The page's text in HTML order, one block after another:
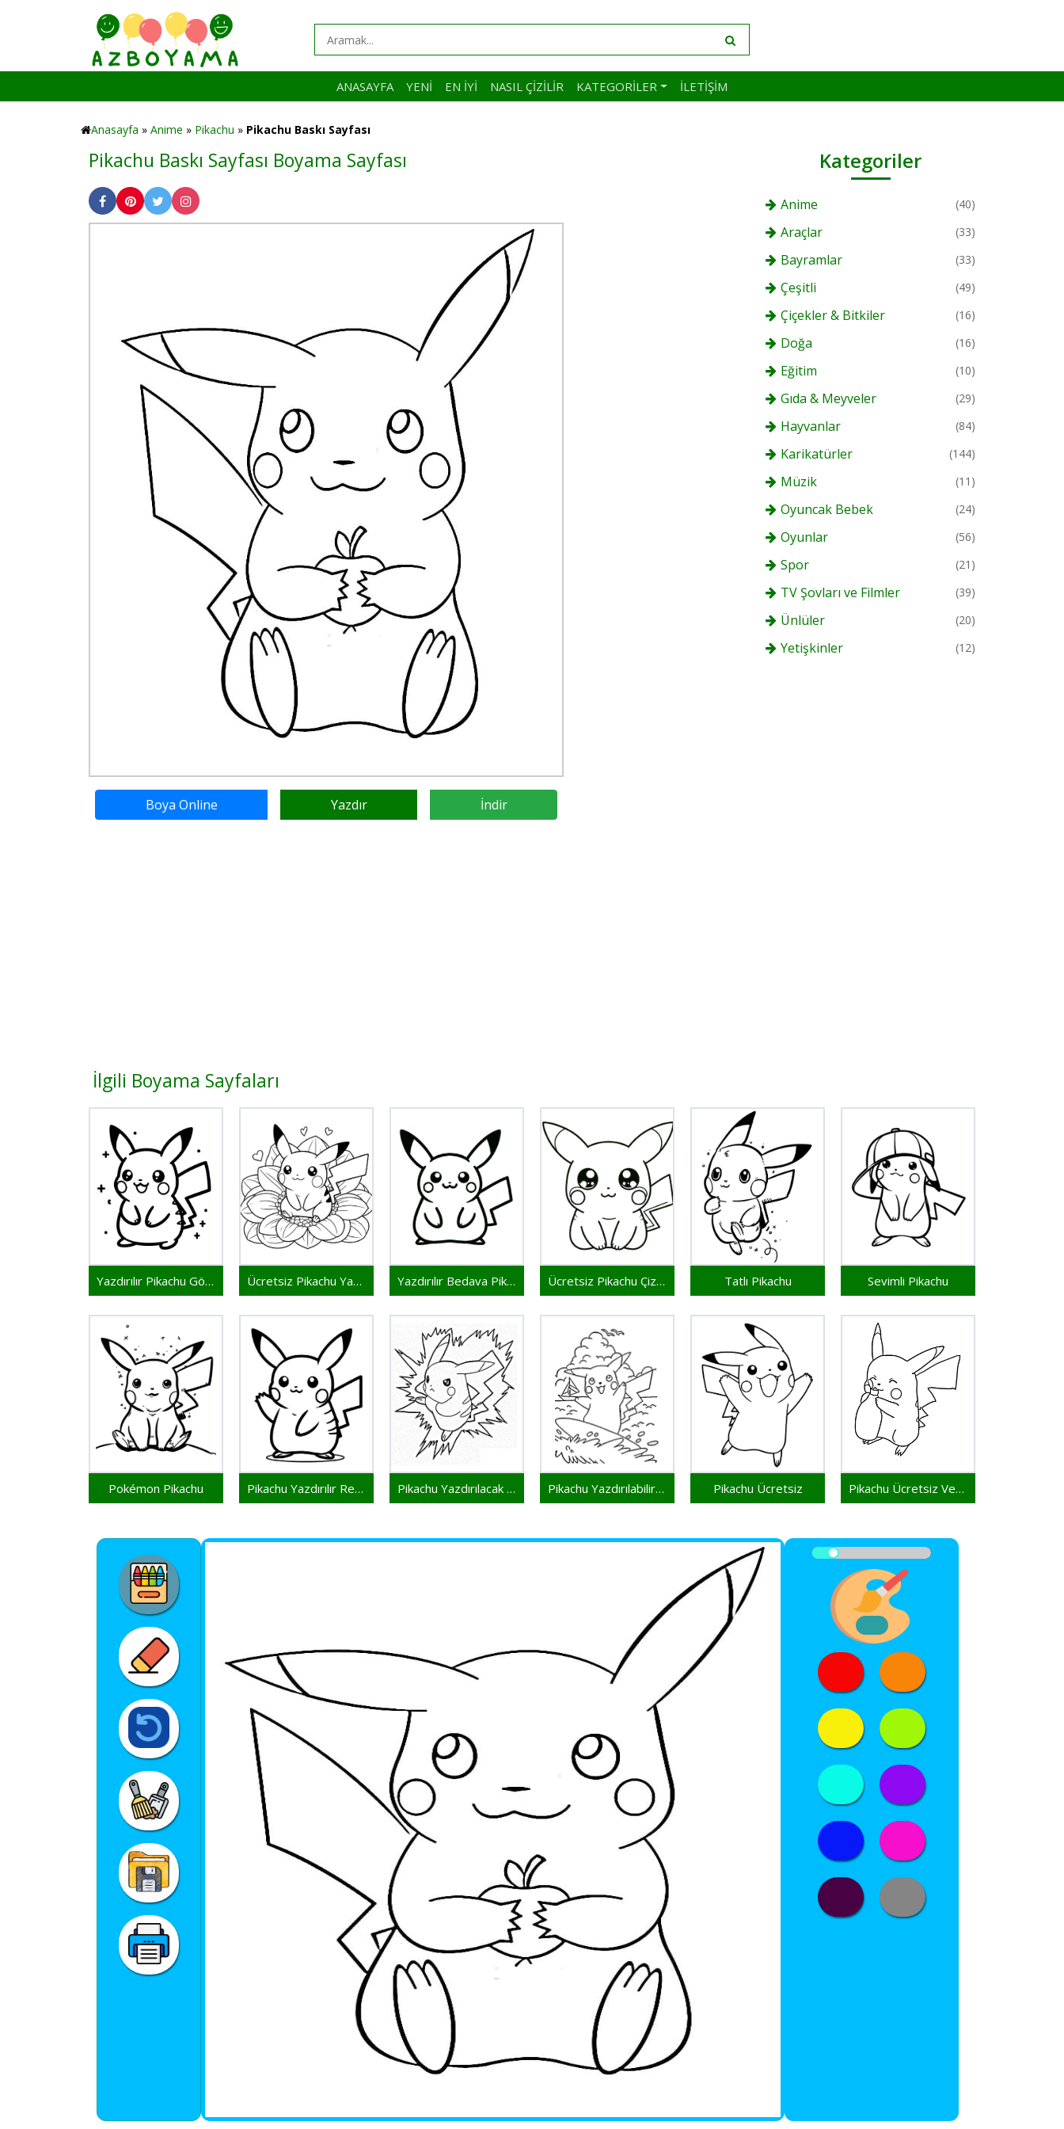
ANASAYFA YENI EN İYI NASIL ÇIZILIR KATEGORILER İLETIŞIM
Anasayfa » Anime » Pikachu » Pikachu Baskı Sayfası
Pikachu Baskı Sayfası Boyama Sayfası
Boya Online Yazdır İndir
Kategoriler
Anime (40)
Araçlar (33)
Bayramlar (33)
Çeşitli (49)
Çiçekler & Bitkiler (16)
Doğa (16)
Eğitim (10)
Gıda & Meyveler (29)
Hayvanlar (84)
Karikatürler (144)
Müzik (11)
Oyuncak Bebek (24)
Oyunlar (56)
Spor (21)
TV Şovları ve Filmler (39)
Ünlüler (20)
Yetişkinler (12)
İlgili Boyama Sayfaları
Yazdırılır Pikachu Görseli Ücretsiz Pikachu Yazdır Yazdırılır Bedava Pikachu Ücretsiz Pikachu Çizimi Tatlı Pikachu Sevimli Pikachu
Pokémon Pikachu Pikachu Yazdırılır Resim Pikachu Yazdırılacak Resim Pikachu Yazdırılabilir Çizim Pikachu Ücretsiz Pikachu Ücretsiz Verilen